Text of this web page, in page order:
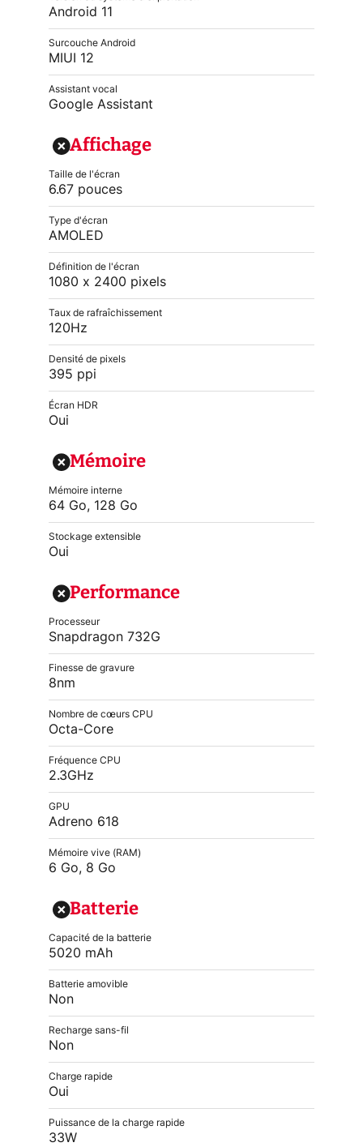
Android 11
Surcouche Android
MIUI 12
Assistant vocal
Google Assistant
Affichage
Taille de l'écran
6.67 pouces
Type d'écran
AMOLED
Définition de l'écran
1080 x 2400 pixels
Taux de rafraîchissement
120Hz
Densité de pixels
395 ppi
Écran HDR
Oui
Mémoire
Mémoire interne
64 Go, 128 Go
Stockage extensible
Oui
Performance
Processeur
Snapdragon 732G
Finesse de gravure
8nm
Nombre de cœurs CPU
Octa-Core
Fréquence CPU
2.3GHz
GPU
Adreno 618
Mémoire vive (RAM)
6 Go, 8 Go
Batterie
Capacité de la batterie
5020 mAh
Batterie amovible
Non
Recharge sans-fil
Non
Charge rapide
Oui
Puissance de la charge rapide
33W